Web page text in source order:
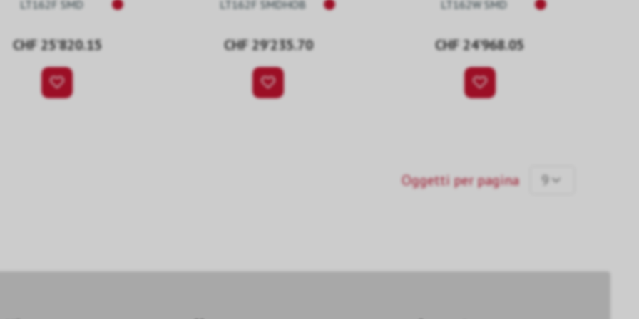
LT162F SMD
CHF 25’820.15
LT162F SMDHOB
CHF 29’235.70
Pitch
LT162W SMD
CHF 24’968.05
Oggetti per pagina 9